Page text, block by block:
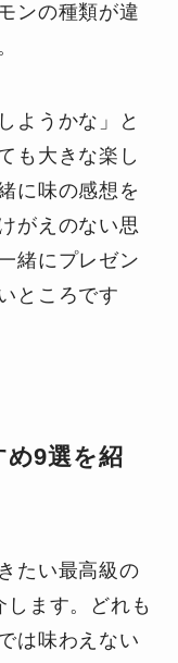
ンの種類が違
ようかな」と
も大きな楽し
に味の感想を
がえのない思
緒にプレゼン
ところです
め9選を紹
たい最高級の
ます。どれも
は味わえない